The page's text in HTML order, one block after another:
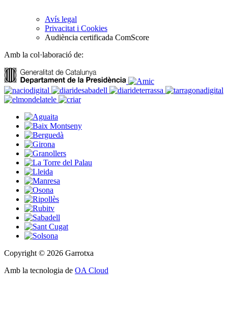
Avís legal
Privacitat i Cookies
Audiència certificada ComScore
Amb la col·laboració de:
Copyright © 2026 Garrotxa
Amb la tecnologia de OA Cloud